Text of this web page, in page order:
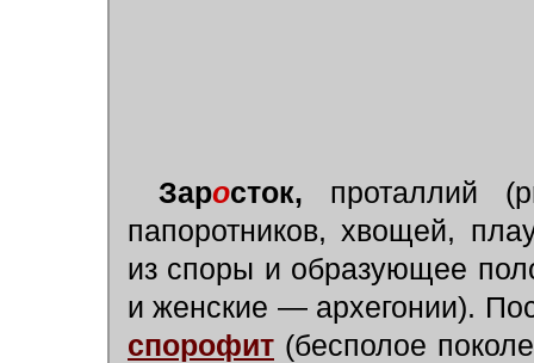
Заросток, проталлий
папоротников, хвощей,
из споры и образующее
и женские — архегонии).
спорофит (бесполое